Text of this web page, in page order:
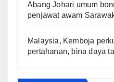
Abang Johari umum
penjawat awam
Malaysia, Kemboja
pertahanan, bina daya